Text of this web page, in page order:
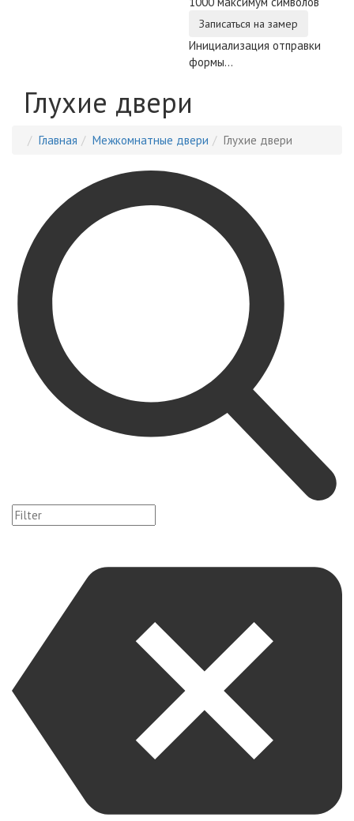
Записаться на замер
Инициализация отправки
формы...
Глухие двери
Главная Межкомнатные двери Глухие двери